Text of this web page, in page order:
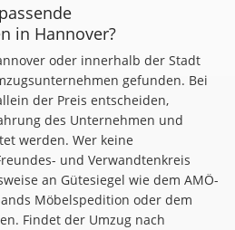
in Hannover?
oder innerhalb der Stadt
gefunden. Bei
der Preis entscheiden,
des Unternehmen und
werden. Wer keine
und Verwandtenkreis
an Gütesiegel wie dem AMÖ-
Möbelspedition oder dem
Findet der Umzug nach